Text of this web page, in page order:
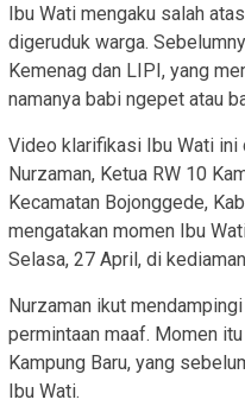
Ibu Wati mengaku salah
digeruduk warga.
Kemenag dan LIPI, yang
namanya babi ngepet atau
Video klarifikasi Ibu Wati ini
Nurzaman, Ketua RW 10
Kecamatan Bojonggede,
mengatakan momen Ibu
Selasa, 27 April, di
Nurzaman ikut
permintaan maaf. Momen
Kampung Baru, yang
Ibu Wati.